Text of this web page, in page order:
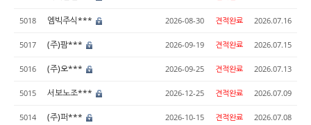
5018 엠빅주식*** 2026-08-30 견적완료 2026.07.16
5017 (주)팜*** 2026-09-19 견적완료 2026.07.15
5016 (주)오*** 2026-09-25 견적완료 2026.07.13
5015 서보노조*** 2026-12-25 견적완료 2026.07.09
5014 (주)퍼*** 2026-10-15 견적완료 2026.07.08